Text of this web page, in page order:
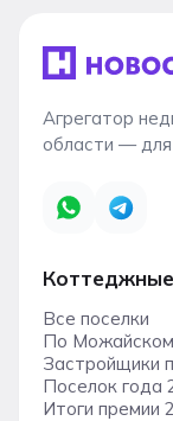
Агрегатор
области — для
Все поселки
По
Застройщики
Поселок года
Итоги премии